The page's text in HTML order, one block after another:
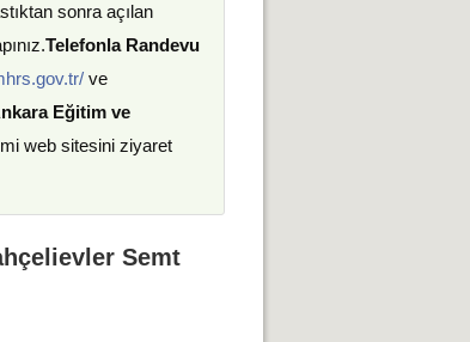
sonra açılan
Telefonla Randevu
ve
Eğitim ve
web sitesini ziyaret
Semt